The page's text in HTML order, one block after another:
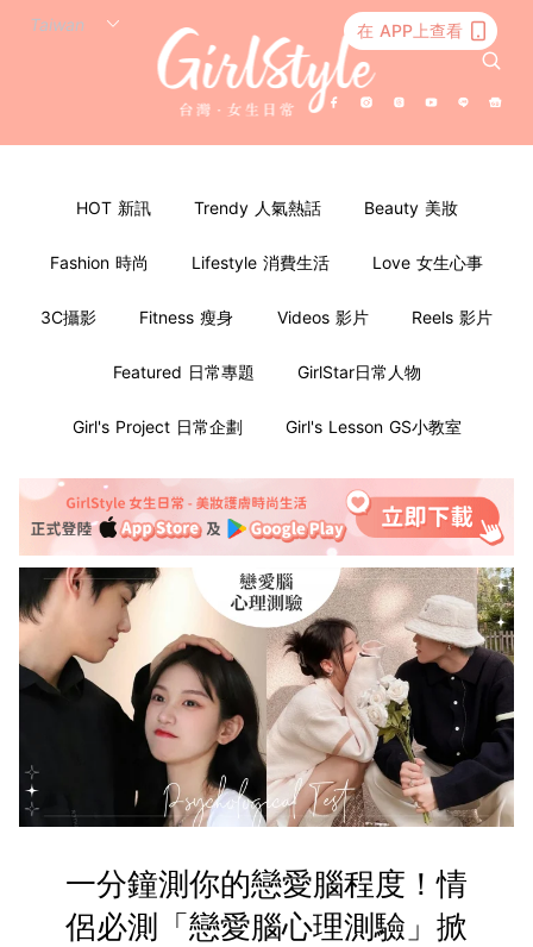
在 APP上查看
HOT 新訊 Trendy 人氣熱話 Beauty 美妝
Fashion 時尚 Lifestyle 消費生活 Love 女生心事
3C攝影 Fitness 瘦身 Videos 影片 Reels 影片
Featured 日常專題 GirlStar日常人物
Girl's Project 日常企劃 Girl's Lesson GS小教室
一分鐘測你的戀愛腦程度！情
侶必測「戀愛腦心理測驗」掀